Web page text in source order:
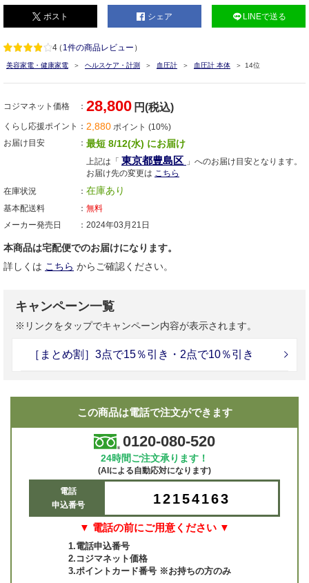
ポスト シェア LINEで送る
4（ 1件の商品レビュー ）
美容家電・健康家電 ヘルスケア・計測 血圧計 血圧計 本体 14位
コジマネット価格 28,800 円(税込)
くらし応援ポイント 2,880 ポイント (10%)
お届け目安
最短 8/12(水) にお届け
上記は「 東京都豊島区 」へのお届け目安となります。
お届け先の変更は こちら
在庫状況
在庫あり
基本配送料
無料
メーカー発売日
2024年03月21日
本商品は宅配便でのお届けになります。
詳しくは こちら からご確認ください。
キャンペーン一覧
※リンクをタップでキャンペーン内容が表示されます。
［まとめ割］3点で15％引き・2点で10％引き
この商品は電話で注文ができます
0120-080-520
24時間ご注文承ります！
(AIによる自動応対になります)
電話
申込番号
12154163
▼ 電話の前にご用意ください ▼
1.電話申込番号
2.コジマネット価格
3.ポイントカード番号 ※お持ちの方のみ